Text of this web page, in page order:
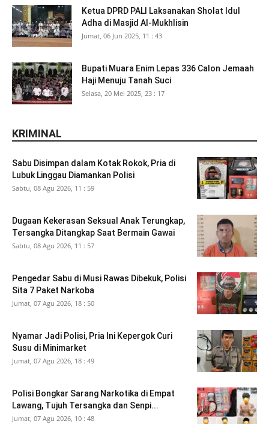
Ketua DPRD PALI Laksanakan Sholat Idul
Adha di Masjid Al-Mukhlisin
Jumat, 06 Jun 2025, 11 : 43
Bupati Muara Enim Lepas 336 Calon Jemaah
Haji Menuju Tanah Suci
Selasa, 20 Mei 2025, 23 : 17
KRIMINAL
Sabu Disimpan dalam Kotak Rokok, Pria di
Lubuk Linggau Diamankan Polisi
Sabtu, 08 Agu 2026, 11 : 59
Dugaan Kekerasan Seksual Anak Terungkap,
Tersangka Ditangkap Saat Bermain Gawai
Sabtu, 08 Agu 2026, 11 : 57
Pengedar Sabu di Musi Rawas Dibekuk, Polisi
Sita 7 Paket Narkoba
Jumat, 07 Agu 2026, 18 : 50
Nyamar Jadi Polisi, Pria Ini Kepergok Curi
Susu di Minimarket
Jumat, 07 Agu 2026, 18 : 49
Polisi Bongkar Sarang Narkotika di Empat
Lawang, Tujuh Tersangka dan Senpi...
Jumat, 07 Agu 2026, 10 : 48